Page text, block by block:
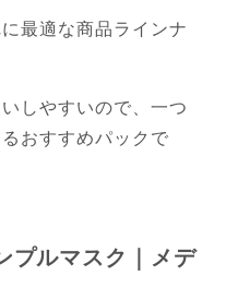
最適な商品ラインナ
しやすいので、一つ
おすすめパックで
プルマスク｜メデ